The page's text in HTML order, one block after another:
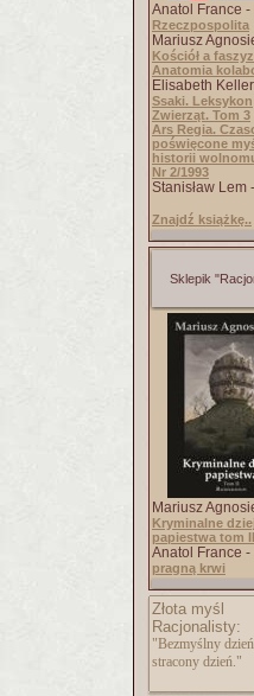
Anatol France -
Rzeczpospolita
Mariusz
Kościół a
Anatomia
Elisabeth
Ssaki. Leksykon
Zwierząt. Tom 3
Ars Regia.
poświęcone
historii
Nr 2/1993
Stanisław Lem -
Znajdź książkę..
Sklepik
Mariusz
Kryminalne
papiestwa tom II
Anatol France -
pragną krwi
Złota myśl
Racjonalisty:
"Bezmyślny
stracony dzień."